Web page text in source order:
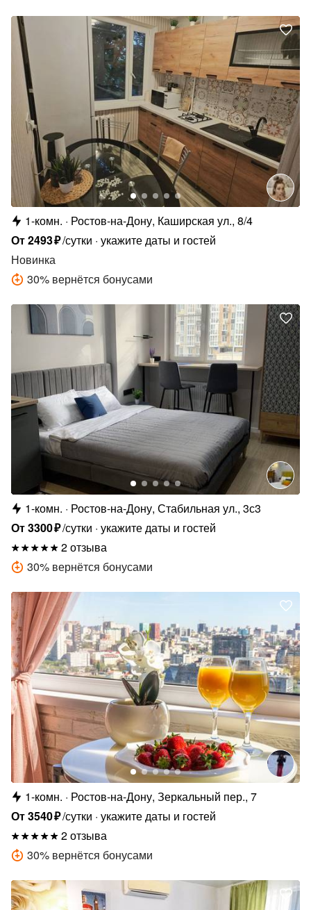
1-комн.
Ростов-на-Дону, Каширская ул., 8/4
От2493₽/сутки укажите даты и гостей
Новинка
30% вернётся бонусами
1-комн.
Ростов-на-Дону, Стабильная ул., 3с3
От3300₽/сутки укажите даты и гостей
2 отзыва
30% вернётся бонусами
1-комн.
Ростов-на-Дону, Зеркальный пер., 7
От3540₽/сутки укажите даты и гостей
2 отзыва
30% вернётся бонусами